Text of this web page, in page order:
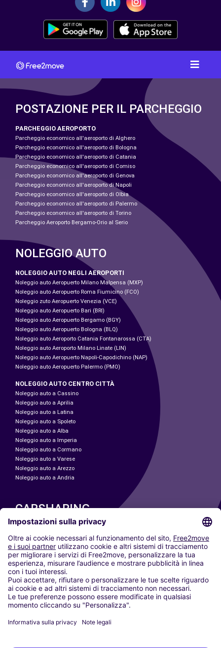
POSTAZIONE PER IL PARCHEGGIO
PARCHEGGIO AEROPORTO
Parcheggio economico all'aeroporto di Alghero
Parcheggio economico all'aeroporto di Bologna
Parcheggio economico all'aeroporto di Catania
Parcheggio economico all'aeroporto di Comiso
Parcheggio economico all'aeroporto di Genova
Parcheggio economico all'aeroporto di Napoli
Parcheggio economico all'aeroporto di Olbia
Parcheggio economico all'aeroporto di Palermo
Parcheggio economico all'aeroporto di Torino
Parcheggio Aeroporto Bergamo-Orio al Serio
NOLEGGIO AUTO
NOLEGGIO AUTO NEGLI AEROPORTI
Noleggio auto Aeropuerto Milano Malpensa (MXP)
Noleggio auto Aeropuerto Roma Fiumicino (FCO)
Noleggio zuto Aeropuerto Venezia (VCE)
Noleggio auto Aeropuerto Bari (BRI)
Noleggio auto Aeropuerto Bergamo (BGY)
Noleggio auto Aeropuerto Bologna (BLQ)
Noleggio auto Aeroporto Catania Fontanarossa (CTA)
Noleggio auto Aeroporto Milano Linate (LIN)
Noleggio auto Aeropuerto Napoli-Capodichino (NAP)
Noleggio auto Aeropuerto Palermo (PMO)
NOLEGGIO AUTO CENTRO CITTÀ
Noleggio auto a Cassino
Noleggio auto a Aprilia
Noleggio auto a Latina
Noleggio auto a Spoleto
Noleggio auto a Alba
Noleggio auto a Imperia
Noleggio auto a Cormano
Noleggio auto a Varese
Noleggio auto a Arezzo
Noleggio auto a Andria
CARSHARING
LE NOSTRE CITTÀ
Paris
Madrid
Washington DC
Milano
Roma
Torino
Vienna
Berlino
Düsseldorf